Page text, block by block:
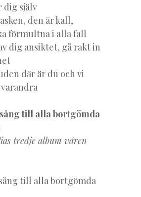
dig själv
den är kall,
förmultna i alla fall
dig ansiktet, gå rakt in
där är du och vi
till alla bortgömda
tredje album våren
till alla bortgömda